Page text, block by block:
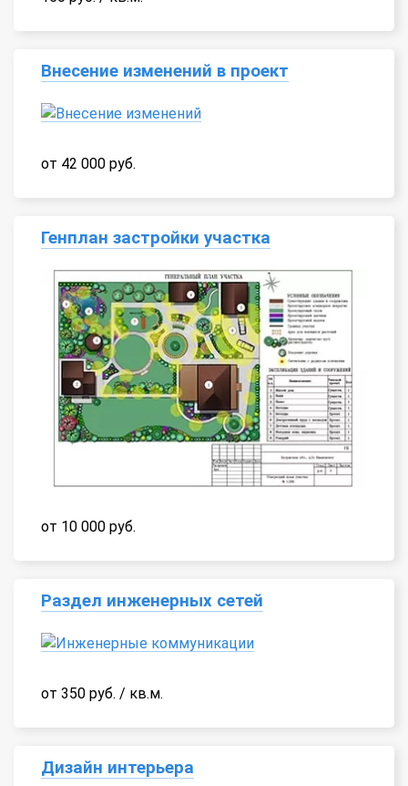
Внесение изменений в проект
от 42 000 руб.
Генплан застройки участка
от 10 000 руб.
Раздел инженерных сетей
от 350 руб. / кв.м.
Дизайн интерьера